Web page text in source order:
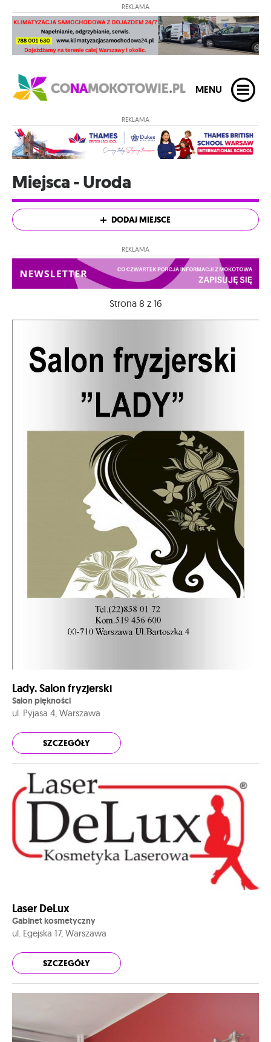
REKLAMA
MENU
REKLAMA
Miejsca - Uroda
DODAJ MIEJSCE
REKLAMA
Strona 8 z 16
Lady. Salon fryzjerski
Salon piękności
ul. Pyjasa 4, Warszawa
SZCZEGÓŁY
Laser DeLux
Gabinet kosmetyczny
ul. Egejska 17, Warszawa
SZCZEGÓŁY